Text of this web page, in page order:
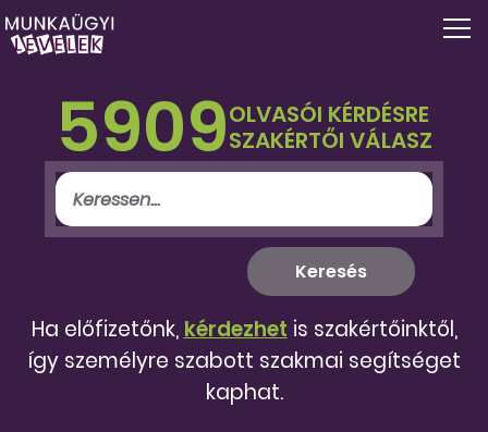
5909OLVASÓI KÉRDÉSRE
SZAKÉRTŐI VÁLASZ
Ha előfizetőnk, kérdezhet is szakértőinktől,
így személyre szabott szakmai segítséget
kaphat.